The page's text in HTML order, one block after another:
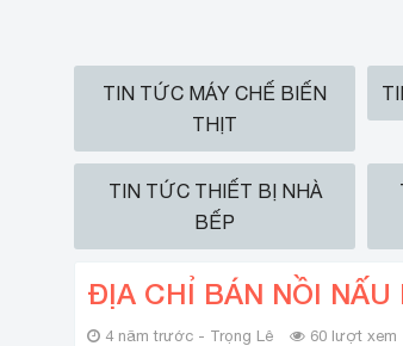
TIN TỨC MÁY CHẾ BIẾN
THỊT
TIN TỨC THIẾT BỊ NHÀ
BẾP
ĐỊA CHỈ BÁN NỒI
4 năm trước - Trọng Lê 60 lượt xem